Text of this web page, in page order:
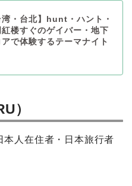
湾・台北】hunt・ハント・
紅楼すぐのゲイバー・地下
アで体験するテーマナイト
）
本人在住者・日本旅行者